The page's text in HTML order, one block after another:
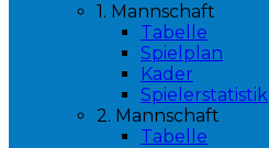
1. Mannschaft
Tabelle
Spielplan
Kader
Spielerstatistik
2. Mannschaft
Tabelle